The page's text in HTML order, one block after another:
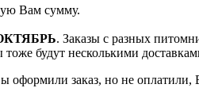
Вам сумму.
. Заказы с разных
будут несколькими
оформили заказ, но не